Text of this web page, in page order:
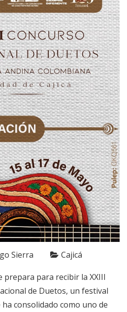
Sierra Cajicá
prepara para recibir la XXIII
de Duetos, un festival
consolidado como uno de